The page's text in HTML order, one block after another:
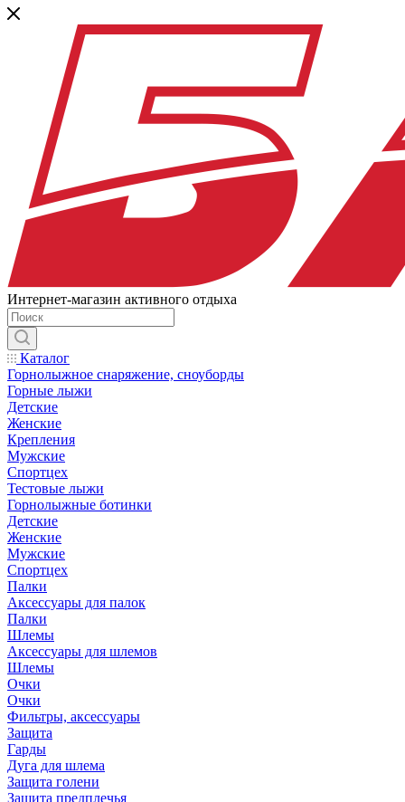
Интернет-магазин активного отдыха
Каталог
Горнолыжное снаряжение, сноуборды
Горные лыжи
Детские
Женские
Крепления
Мужские
Спортцех
Тестовые лыжи
Горнолыжные ботинки
Детские
Женские
Мужские
Спортцех
Палки
Аксессуары для палок
Палки
Шлемы
Аксессуары для шлемов
Шлемы
Очки
Очки
Фильтры, аксессуары
Защита
Гарды
Дуга для шлема
Защита голени
Защита предплечья